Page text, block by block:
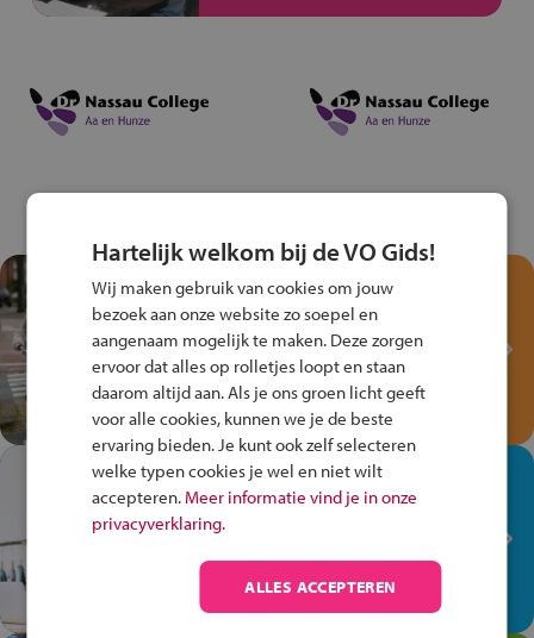
Test je kennis met het
Fiets Veilig
Verkeersspel!
Speel het Fiets Veilig Verkeersspel
en win een Cortina-fiets!
In de winkel ben je op je
plek!
op de winkelvloer, waar elke dag
anders is!
Hartelijk welkom bij de VO Gids!
Wij maken gebruik van cookies om jouw
bezoek aan onze website zo soepel en
aangenaam mogelijk te maken. Deze zorgen
ervoor dat alles op rolletjes loopt en staan
daarom altijd aan. Als je ons groen licht geeft
voor alle cookies, kunnen we je de beste
ervaring bieden. Je kunt ook zelf selecteren
welke typen cookies je wel en niet wilt
accepteren. Meer informatie vind je in onze
privacyverklaring.
ALLES ACCEPTEREN